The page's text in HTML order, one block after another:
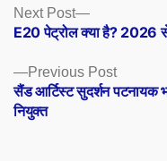
Posts
navigation
Previous PostPrevious
post:
सैंड आर्टिस्ट सुदर्शन
नियुक्त
Next Post
Next
post:
E20 पेट्रोल क्या है? 2026